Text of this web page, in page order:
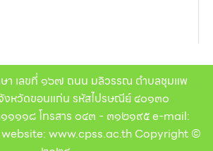
ษา เลขที่ ๑๖๗ ถนน มลิวรรณ ตำบลชุมแพ
งหวัดขอนแก่น รหัสไปรษณีย์ ๔๐๑๓๐
๑๑๑๘ โทรสาร ๐๔๓ - ๓๑๒๑๙๕ e-mail:
www.cpss.ac.th Copyright ©